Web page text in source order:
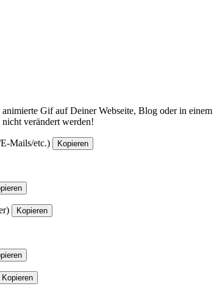
Gif auf Deiner Webseite, Blog oder in
verändert werden!
Mails/etc.) Kopieren
Kopieren
Kopieren